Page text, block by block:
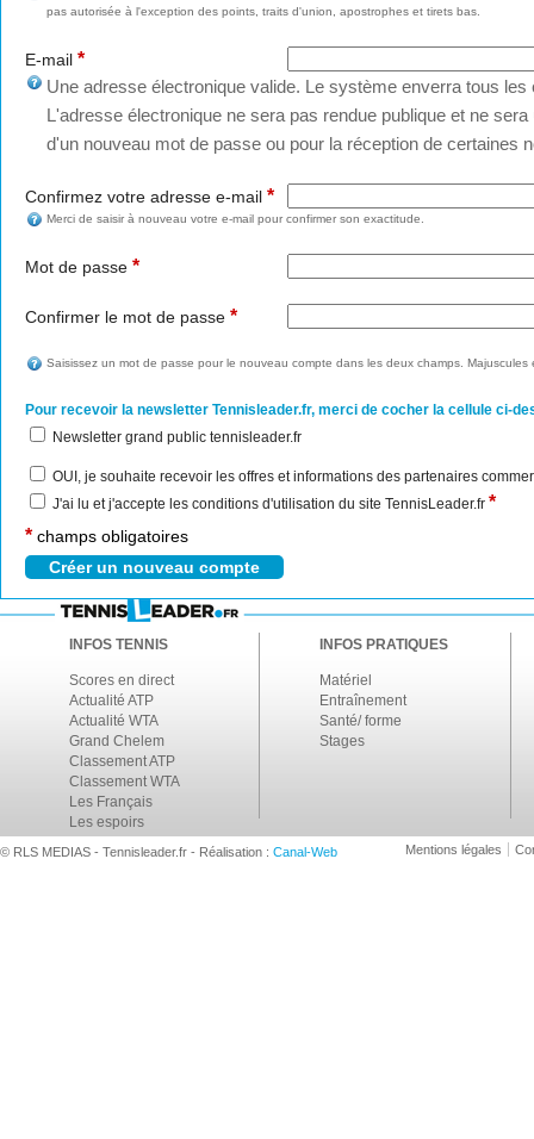
pas autorisée à l'exception des points, traits d'union, apostrophes et tirets bas.
E-mail *
Une adresse électronique valide. Le système enverra tous
L'adresse électronique ne sera pas rendue publique et ne
d'un nouveau mot de passe ou pour la réception de certaines
Confirmez votre adresse e-mail *
Merci de saisir à nouveau votre e-mail pour confirmer son exactitude.
Mot de passe *
Confirmer le mot de passe *
Saisissez un mot de passe pour le nouveau compte dans les deux champs. Majuscules
Pour recevoir la newsletter Tennisleader.fr, merci de cocher la cellule ci-
Newsletter grand public tennisleader.fr
OUI, je souhaite recevoir les offres et informations des partenaires
J'ai lu et j'accepte les conditions d'utilisation du site TennisLeader.fr *
* champs obligatoires
INFOS TENNIS
Scores en direct
Actualité ATP
Actualité WTA
Grand Chelem
Classement ATP
Classement WTA
Les Français
Les espoirs
INFOS PRATIQUES
Matériel
Entraînement
Santé/ forme
Stages
© RLS MEDIAS - Tennisleader.fr - Réalisation : Canal-Web Mentions légales